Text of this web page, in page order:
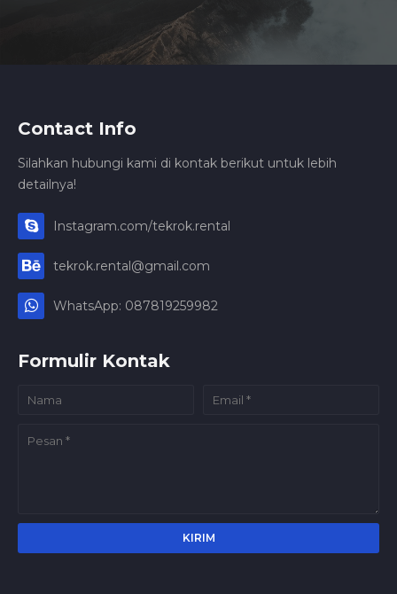
Contact Info
Silahkan hubungi kami di kontak berikut untuk lebih
detailnya!
Instagram.com/tekrok.rental
tekrok.rental@gmail.com
WhatsApp: 087819259982
Formulir Kontak